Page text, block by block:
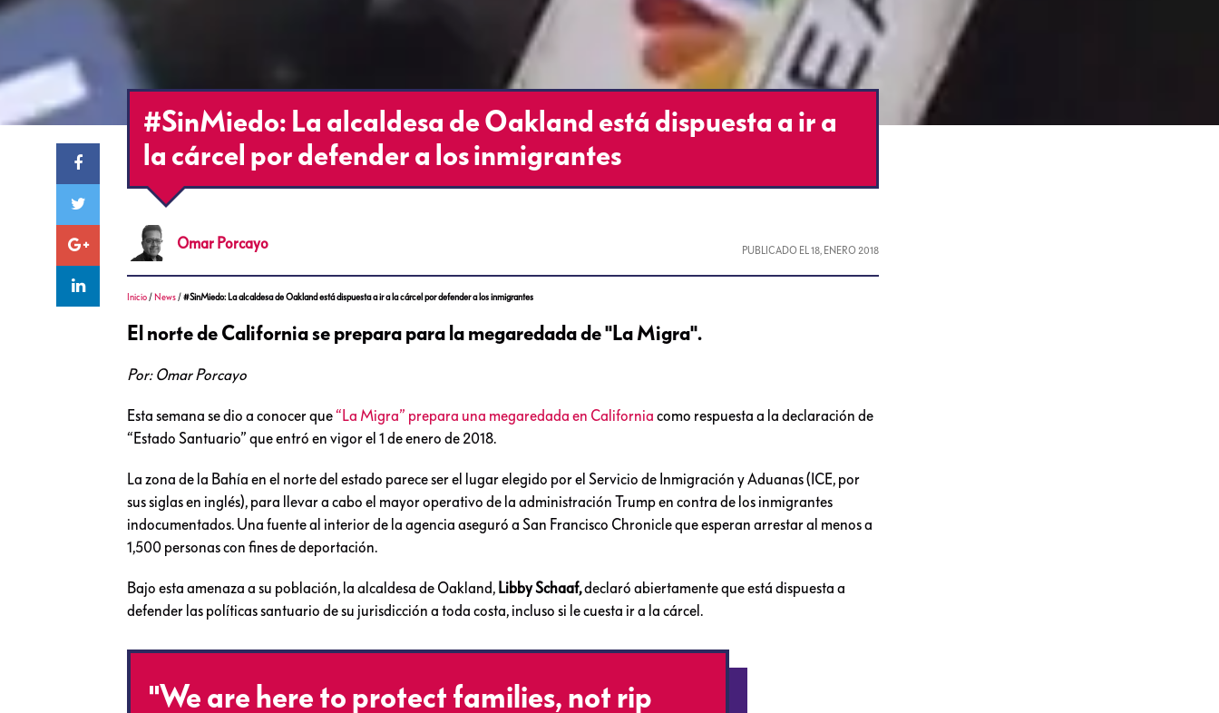
#SinMiedo: La alcaldesa de Oakland está dispuesta a ir a
la cárcel por defender a los inmigrantes
Omar Porcayo PUBLICADO EL18, ENERO 2018
Inicio / News /#SinMiedo: La alcaldesa de Oakland está dispuesta a ir a la cárcel por defender a los inmigrantes
El norte de California se prepara para la megaredada de "La Migra".
Por: Omar Porcayo
Esta semana se dio a conocer que“La Migra” prepara una megaredada en California como respuesta a la declaración de
“Estado Santuario” que entró en vigor el 1 de enero de 2018.
La zona de la Bahía en el norte del estado parece ser el lugar elegido por el Servicio de Inmigración y Aduanas (ICE, por
sus siglas en inglés), para llevar a cabo el mayor operativo de la administración Trump en contra de los inmigrantes
indocumentados. Una fuente al interior de la agencia aseguró a San Francisco Chronicle que esperan arrestar al menos a
1,500 personas con fines de deportación.
Bajo esta amenaza a su población, la alcaldesa de Oakland, Libby Schaaf,declaró abiertamente que está dispuesta a
defender las políticas santuario de su jurisdicción a toda costa, incluso si le cuesta ir a la cárcel.
"We are here to protect families, not rip